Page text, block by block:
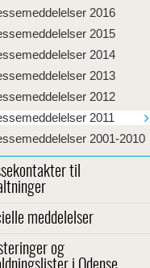
2016
2015
2014
2013
2012
2011
2001-2010
til
meddelelser
og